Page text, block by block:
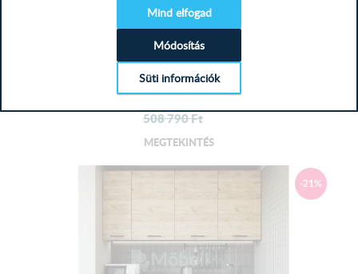
40-es felső elem: 60 cm x 40 cm x 30,5 cm
Kála konyhabútor leírása:
váz - Magasfényű szürke front
A mosogató tálcát szállítási okokból nem vágjuk bele a
munkalapba, azt a helyszínen, szakember segítségével
Ariana Sonoma - Fehér konyhabútor...
Kiszállítás 8-22 munkanap! Tekintse meg az Ariana
konyhabútort mely...
405 900Ft
508 790Ft
MEGTEKINTÉS
-21%
Mind elfogad
Módosítás
Süti információk